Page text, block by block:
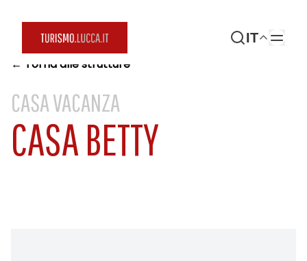
IT
← Torna alle strutture
CASA VACANZA
CASA BETTY